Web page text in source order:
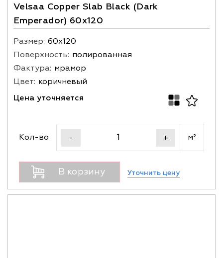
Velsaa Copper Slab Black (Dark
Emperador) 60x120
Размер: 60х120
Поверхность: полированная
Фактура: мрамор
Цвет: коричневый
Цена уточняется
Кол-во - + м²
В корзину Уточнить цену